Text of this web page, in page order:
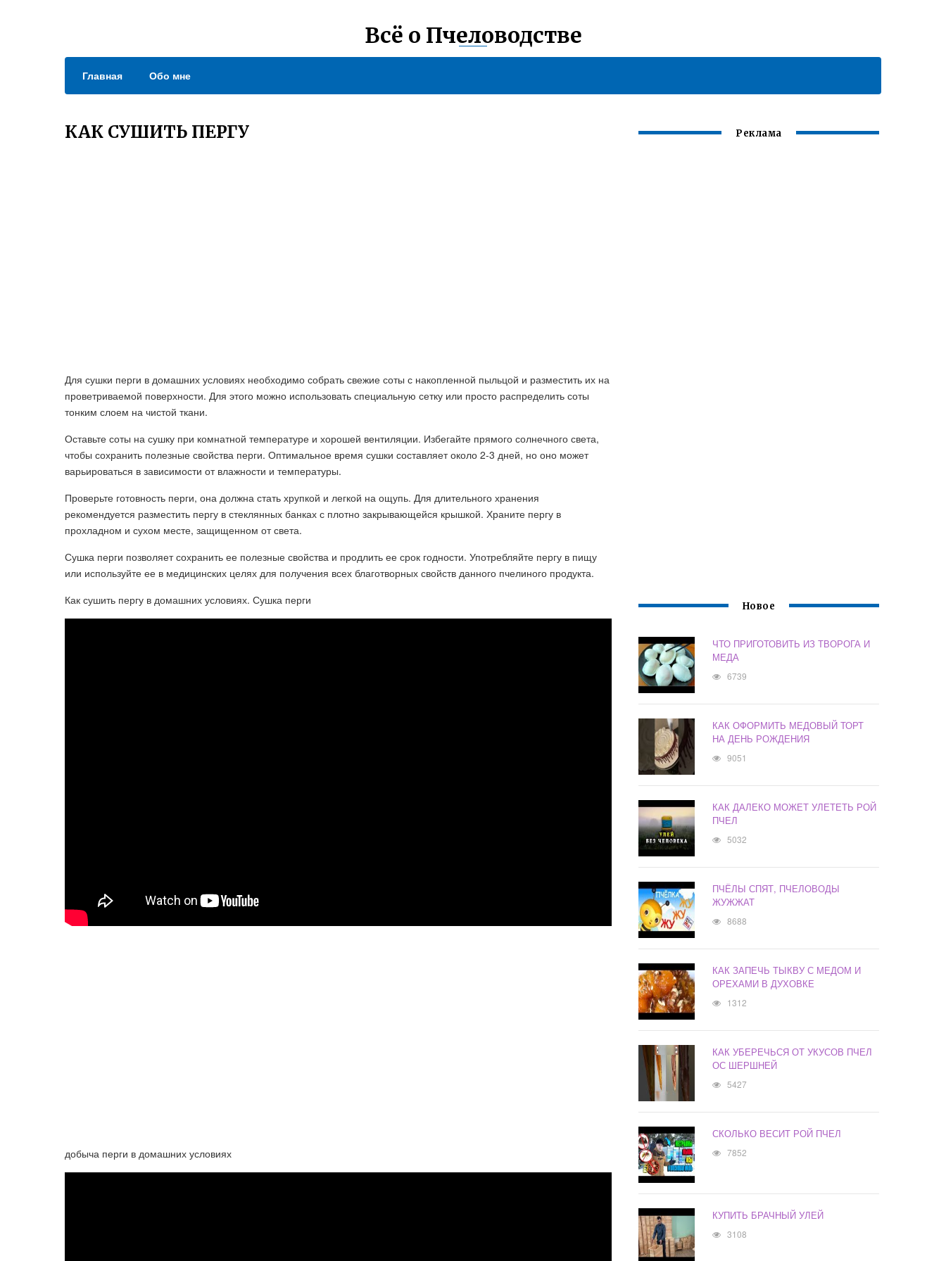
Всё о Пчеловодстве
Главная Обо мне
КАК СУШИТЬ ПЕРГУ
Для сушки перги в домашних условиях необходимо собрать свежие соты с накопленной пыльцой и разместить их на
проветриваемой поверхности. Для этого можно использовать специальную сетку или просто распределить соты
тонким слоем на чистой ткани.
Оставьте соты на сушку при комнатной температуре и хорошей вентиляции. Избегайте прямого солнечного света,
чтобы сохранить полезные свойства перги. Оптимальное время сушки составляет около 2-3 дней, но оно может
варьироваться в зависимости от влажности и температуры.
Проверьте готовность перги, она должна стать хрупкой и легкой на ощупь. Для длительного хранения
рекомендуется разместить пергу в стеклянных банках с плотно закрывающейся крышкой. Храните пергу в
прохладном и сухом месте, защищенном от света.
Сушка перги позволяет сохранить ее полезные свойства и продлить ее срок годности. Употребляйте пергу в пищу
или используйте ее в медицинских целях для получения всех благотворных свойств данного пчелиного продукта.
Как сушить пергу в домашних условиях. Сушка перги
добыча перги в домашних условиях
Реклама
Новое
ЧТО ПРИГОТОВИТЬ ИЗ ТВОРОГА И
МЕДА
6739
КАК ОФОРМИТЬ МЕДОВЫЙ ТОРТ
НА ДЕНЬ РОЖДЕНИЯ
9051
КАК ДАЛЕКО МОЖЕТ УЛЕТЕТЬ РОЙ
ПЧЕЛ
5032
ПЧЁЛЫ СПЯТ, ПЧЕЛОВОДЫ
ЖУЖЖАТ
8688
КАК ЗАПЕЧЬ ТЫКВУ С МЕДОМ И
ОРЕХАМИ В ДУХОВКЕ
1312
КАК УБЕРЕЧЬСЯ ОТ УКУСОВ ПЧЕЛ
ОС ШЕРШНЕЙ
5427
СКОЛЬКО ВЕСИТ РОЙ ПЧЕЛ
7852
КУПИТЬ БРАЧНЫЙ УЛЕЙ
3108